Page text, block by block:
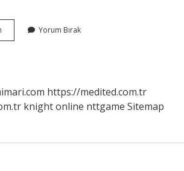
Abla
Yorum Bırak
https://medited.com.tr
knight online nttgame Sitemap